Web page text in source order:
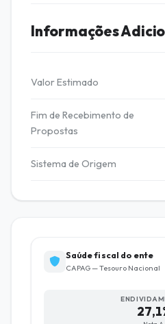
Informações
Valor Estimado
Fim de Recebimento de
Propostas
Sistema de Origem
Saúde fiscal do ente
CAPAG — Tesouro Nacional